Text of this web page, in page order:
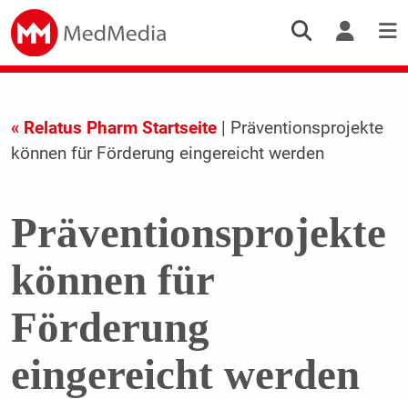
« Relatus Pharm Startseite| Präventionsprojekte
können für Förderung eingereicht werden
Präventionsprojekte
können für
Förderung
eingereicht werden